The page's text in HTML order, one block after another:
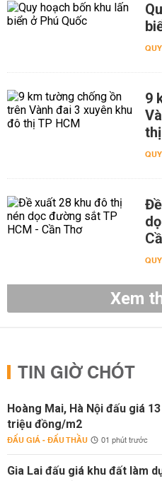
9
Xem
TIN GIỜ CHÓT
Hoàng Mai, Hà Nội đấu giá
triệu đồng/m2
ĐẤU GIÁ - ĐẤU THẦU 01 phút trước
Gia Lai đấu giá khu đất làm